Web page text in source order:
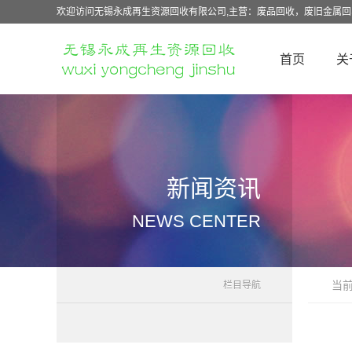
欢迎访问无锡永成再生资源回收有限公司,主营：废品回收，废旧金属
首页 关
新闻资讯
NEWS CENTER
栏目导航 当